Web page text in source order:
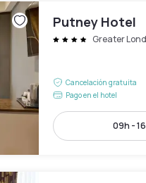
Putney Hotel
Greater
Cancelación gratuita
Pago en el hotel
09h -